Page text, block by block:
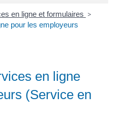
en ligne et formulaires >
pour les employeurs
en ligne
(Service en